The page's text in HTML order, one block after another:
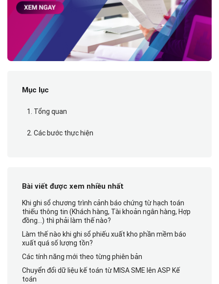
Mục lục
1. Tổng quan
2. Các bước thực hiện
Bài viết được xem nhiều nhất
Khi ghi sổ chương trình cảnh báo chứng từ hạch toán
thiếu thông tin (Khách hàng, Tài khoản ngân hàng, Hợp
đồng…) thì phải làm thế nào?
Làm thế nào khi ghi sổ phiếu xuất kho phần mềm báo
xuất quá số lượng tồn?
Các tính năng mới theo từng phiên bản
Chuyển đổi dữ liệu kế toán từ MISA SME lên ASP Kế
toán